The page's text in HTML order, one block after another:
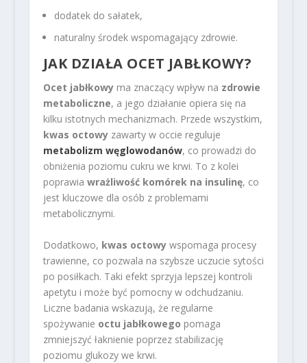
dodatek do sałatek,
naturalny środek wspomagający zdrowie.
JAK DZIAŁA OCET JABŁKOWY?
Ocet jabłkowyma znaczący wpływ na zdrowie
metaboliczne, a jego działanie opiera się na
kilku istotnych mechanizmach. Przede wszystkim,
kwas octowyzawarty w occie reguluje
metabolizm węglowodanów, co prowadzi do
obniżenia poziomu cukru we krwi. To z kolei
poprawia wrażliwość komórek na insulinę, co
jest kluczowe dla osób z problemami
metabolicznymi.
Dodatkowo, kwas octowywspomaga procesy
trawienne, co pozwala na szybsze uczucie sytości
po posiłkach. Taki efekt sprzyja lepszej kontroli
apetytu i może być pomocny w odchudzaniu.
Liczne badania wskazują, że regularne
spożywanie octu jabłkowego pomaga
zmniejszyć łaknienie poprzez stabilizację
poziomu glukozy we krwi.